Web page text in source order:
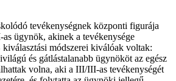
tevékenységnek központi figurája
ügynök, akinek a tevékenysége
módszerei kiválóak voltak:
és gátlástalanabb ügynököt az egész
volna, aki a III/III-as tevékenységét